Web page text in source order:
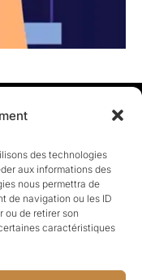
des technologies
aux informations des
nous permettra de
de navigation ou les ID
ou de retirer son
caractéristiques
l’histoire de
rapporter ce qui leur
Sport